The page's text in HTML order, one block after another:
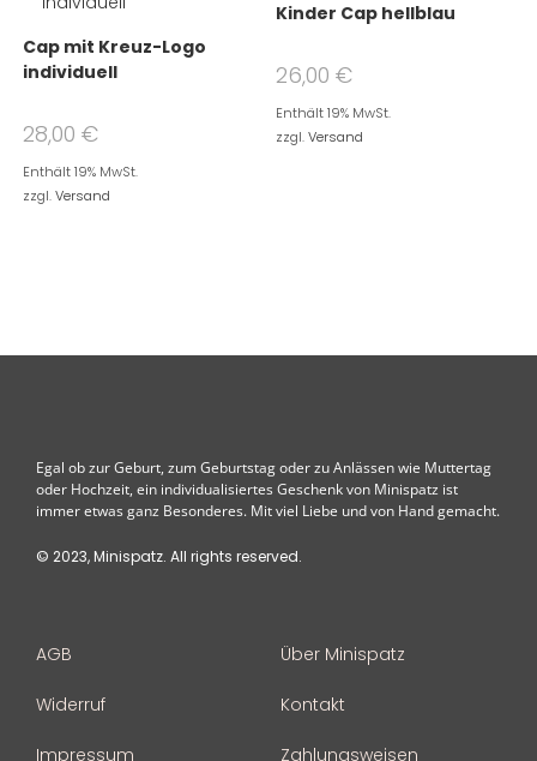
Cap mit Kreuz-Logo
individuell
28,00 €
Enthält 19% MwSt.
zzgl.Versand
Kinder Cap hellblau
26,00€
Enthält 19% MwSt.
zzgl.Versand
Egal ob zur Geburt, zum Geburtstag oder zu Anlässen wie Muttertag
oder Hochzeit, ein individualisiertes Geschenk von Minispatz ist
immer etwas ganz Besonderes. Mit viel Liebe und von Hand gemacht.
© 2023, Minispatz. All rights reserved.
AGB
Widerruf
Impressum
Über Minispatz
Kontakt
Zahlungsweisen